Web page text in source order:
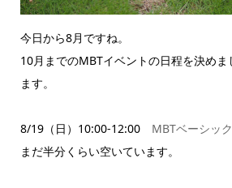
今日から8月ですね。
10月までのMBTイベントの日程を決め
ます。
8/19（日）10:00-12:00 MBTベーシッ
まだ半分くらい空いています。